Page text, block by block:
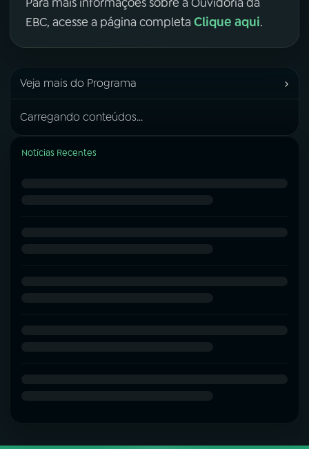
Para mais informações sobre a Ouvidoria da
EBC, acesse a página completa Clique aqui.
Veja mais do Programa ›
Carregando conteúdos...
Notícias Recentes